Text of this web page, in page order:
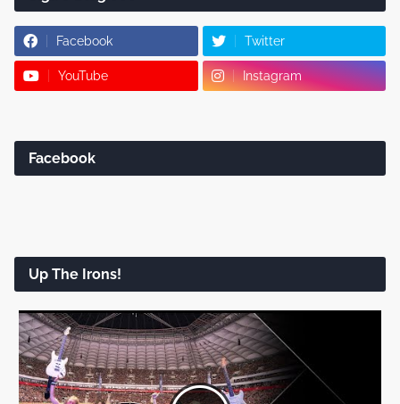
Facebook Twitter
YouTube Instagram
Facebook
Up The Irons!